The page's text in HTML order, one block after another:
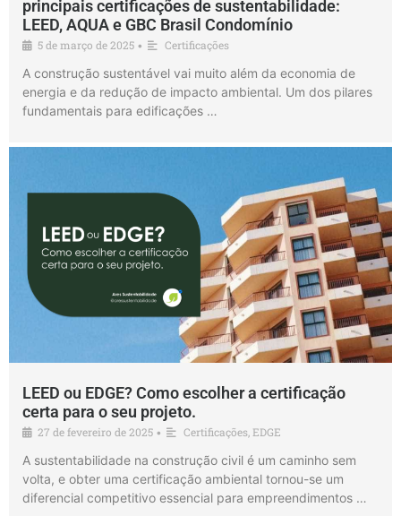
principais certificações de sustentabilidade:
LEED, AQUA e GBC Brasil Condomínio
5 de março de 2025 • Certificações
A construção sustentável vai muito além da economia de
energia e da redução de impacto ambiental. Um dos pilares
fundamentais para edificações …
LEED ou EDGE? Como escolher a certificação
certa para o seu projeto.
27 de fevereiro de 2025 • Certificações,EDGE
A sustentabilidade na construção civil é um caminho sem
volta, e obter uma certificação ambiental tornou-se um
diferencial competitivo essencial para empreendimentos …